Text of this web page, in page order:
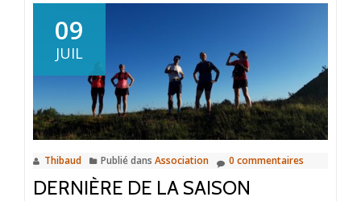
suspendues
09
JUIL
Thibaud Publié dans Association 0 commentaires
DERNIÈRE DE LA SAISON